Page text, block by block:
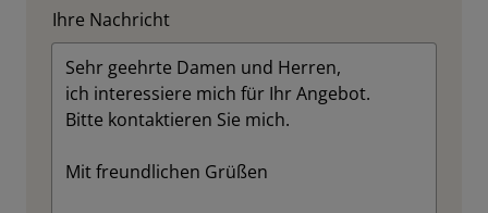
Ihre Nachricht